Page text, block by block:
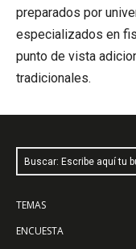
preparados por
especializados en
punto de vista
tradicionales.
Buscar: Escribe aquí tu
TEMAS
ENCUESTA